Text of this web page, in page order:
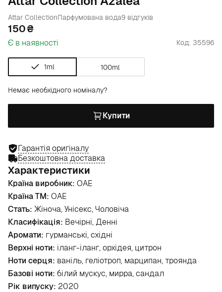
Attar CollectionПарфумована вода9 відгуків
150
Є в наявності Код: 35596
1ml 100ml
Немає необхідного номіналу?
Купити
Гарантія оригіналу
Безкоштовна доставка
Характеристики
Країна виробник: ОАЕ
Країна ТМ: ОАЕ
Стать: Жіноча, Унісекс, Чоловіча
Класифікація: Вечірні, Денні
Аромати: гурманські, східні
Верхні ноти: іланг-іланг, орхідея, цитрон
Ноти серця: ваніль, геліотроп, марципан, троянда
Базові ноти: білий мускус, мирра, сандал
Рік випуску: 2020